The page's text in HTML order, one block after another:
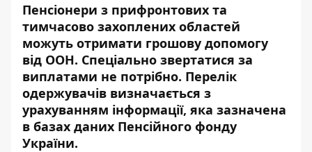
Пенсіонери з прифронтових та
тимчасово захоплених областей
можуть отримати грошову допомогу
від ООН. Спеціально звертатися за
виплатами не потрібно. Перелік
одержувачів визначається з
урахуванням інформації, яка зазначена
в базах даних Пенсійного фонду
України.